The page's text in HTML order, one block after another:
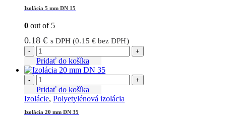
Izolácia 5 mm DN 15
0 out of 5
0.18€ s DPH (0.15 €bez DPH)
- +
Pridať do košíka
- +
Pridať do košíka
Izolácie, Polyetylénová izolácia
Izolácia 20 mm DN 35